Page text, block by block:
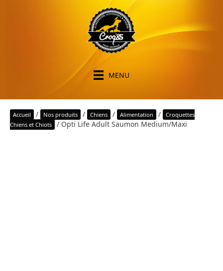
MENU
Accueil / Nos produits / Chiens / Alimentation /
Croquettes
Chiens et Chiots
/ Opti Life Adult Saumon Medium/Maxi